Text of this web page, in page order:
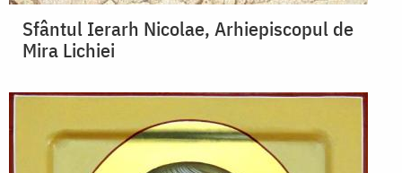
Sfântul Ierarh Nicolae, Arhiepiscopul de
Mira Lichiei